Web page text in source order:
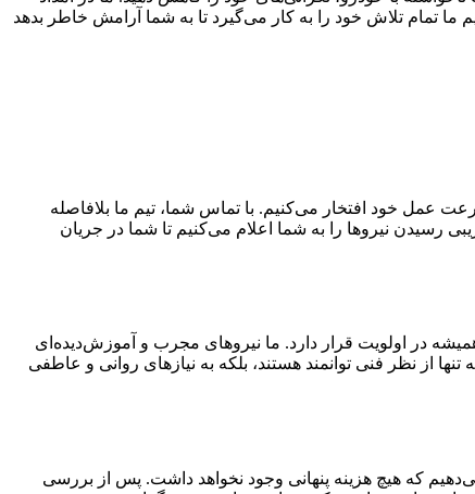
ما تمام تلاش خود را به کار می‌گیرد تا به شما آرامش خاطر بدهد
عمل خود افتخار می‌کنیم. با تماس شما، تیم ما بلافاصله
نیروها را به شما اعلام می‌کنیم تا شما در جریان
در اولویت قرار دارد. ما نیروهای مجرب و آموزش‌دیده‌ای
از نظر فنی توانمند هستند، بلکه به نیازهای روانی و عاطفی
که هیچ هزینه پنهانی وجود نخواهد داشت. پس از بررسی